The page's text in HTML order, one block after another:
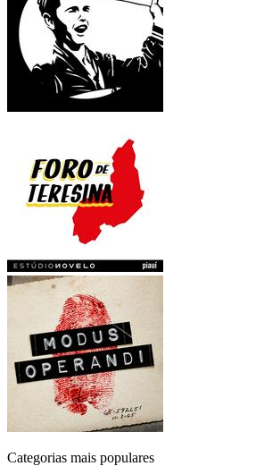
Categorias mais populares